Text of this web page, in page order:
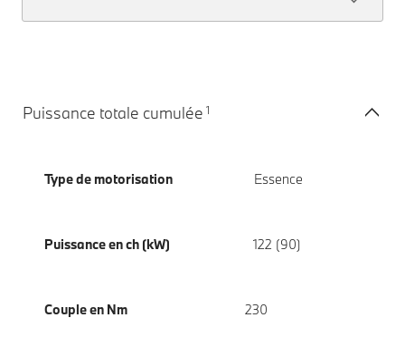
Puissance totale cumulée 1
Type de motorisation Essence
Puissance en ch (kW) 122 (90)
Couple en Nm 230